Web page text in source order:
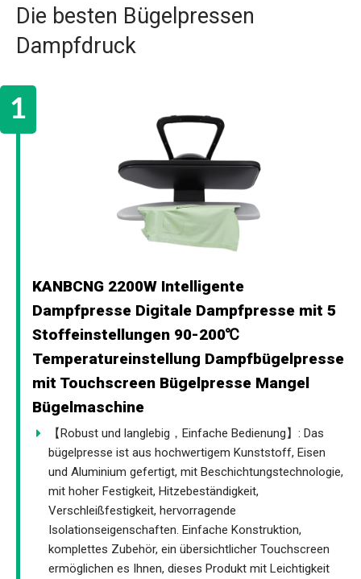
Die besten Bügelpressen
Dampfdruck
KANBCNG 2200W Intelligente
Dampfpresse Digitale Dampfpresse mit 5
Stoffeinstellungen 90-200℃
Temperatureinstellung Dampfbügelpresse
mit Touchscreen Bügelpresse Mangel
Bügelmaschine
【Robust und langlebig，Einfache Bedienung】: Das
bügelpresse ist aus hochwertigem Kunststoff, Eisen
und Aluminium gefertigt, mit Beschichtungstechnologie,
mit hoher Festigkeit, Hitzebeständigkeit,
Verschleißfestigkeit, hervorragende
Isolationseigenschaften. Einfache Konstruktion,
komplettes Zubehör, ein übersichtlicher Touchscreen
ermöglichen es Ihnen, dieses Produkt mit Leichtigkeit